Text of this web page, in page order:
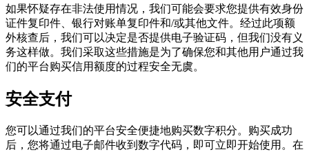
如果怀疑存在非法使用情况，我们可能会要求您提供有效身份
证件复印件、银行对账单复印件和/或其他文件。经过此项额
外核查后，我们可以决定是否提供电子验证码，但我们没有义
务这样做。我们采取这些措施是为了确保您和其他用户通过我
们的平台购买信用额度的过程安全无虞。
安全支付
您可以通过我们的平台安全便捷地购买数字积分。购买成功
后，您将通过电子邮件收到数字代码，即可立即开始使用。在